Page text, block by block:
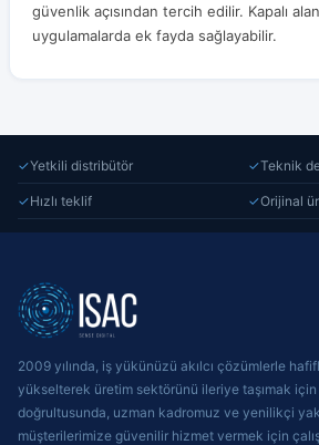
güvenlik açısından tercih edilir. Kapalı
uygulamalarda ek fayda sağlayabilir.
✓Yetkili distribütör ✓Teknik
✓Hızlı teklif ✓Orijinal
2009 yılında, iş yükünüzü akılcı çözümlerle
yükselterek üretim sektörünü ileriye taşımak için
doğrultusunda, uzman kadromuz ve yenilikçi
müşterilerimize güvenilir hizmet vermek için